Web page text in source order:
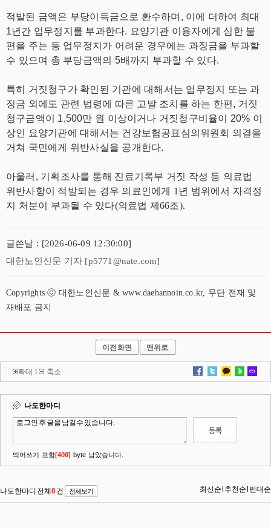
적발된 금액은 부당이득금으로 환수하며, 이에 더하여 최대
1년간 업무정지를 부과한다. 요양기관 이용자에게 심한 불
편을 주는 등 업무정지가 어려운 경우에는 과징금을 부과할
수 있으며 총 부당금액의 5배까지 부과할 수 있다.
특히 거짓청구가 확인된 기관에 대해서는 업무정지 또는 과
징금 외에도 관련 법령에 따른 고발 조치를 하는 한편, 거짓
청구금액이 1,500만 원 이상이거나 거짓청구비율이 20% 이
상인 요양기관에 대해서는 건강보험공표심의위원회 의결을
거쳐 국민에게 위반사실을 공개한다.
아울러, 기획조사를 통해 진료기록부 거짓 작성 등 의료법
위반사항이 적발되는 경우 의료인에게 1년 범위에서 자격정
지 처분이 부과될 수 있다(의료법 제66조).
글쓴날 : [2026-06-09 12:30:00]
대한노인신문 기자 [p5771@nate.com]
Copyrights ⓒ 대한노인신문 & www.daehannoin.co.kr, 무단 전재 및
재배포 금지
이전화면 맨위로
확대 l 축소